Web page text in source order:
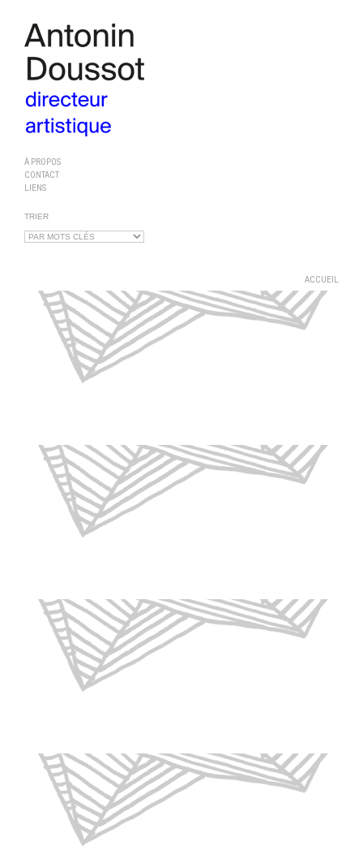
À PROPOS
CONTACT
LIENS
TRIER
ACCUEIL